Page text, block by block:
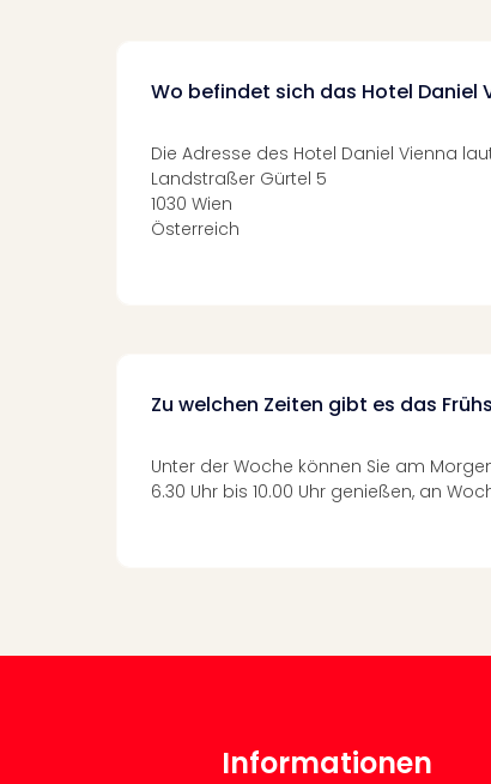
Wo befindet sich das Hotel Daniel
Die Adresse des Hotel Daniel Vienna
Landstraßer Gürtel 5
1030 Wien
Österreich
Zu welchen Zeiten gibt es das
Unter der Woche können Sie am
6.30 Uhr bis 10.00 Uhr genießen, an
Informationen